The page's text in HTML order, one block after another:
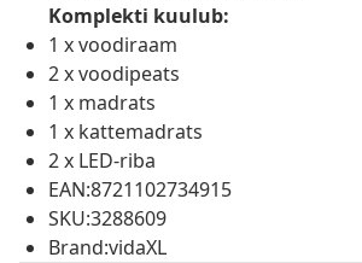
Komplekti kuulub:
1 x voodiraam
2 x voodipeats
1 x madrats
1 x kattemadrats
2 x LED-riba
EAN:8721102734915
SKU:3288609
Brand:vidaXL